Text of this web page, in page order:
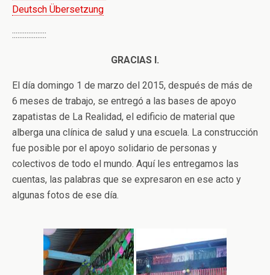
Deutsch Übersetzung
:::::::::::::::::::
GRACIAS I.
El día domingo 1 de marzo del 2015, después de más de
6 meses de trabajo, se entregó a las bases de apoyo
zapatistas de La Realidad, el edificio de material que
alberga una clínica de salud y una escuela. La construcción
fue posible por el apoyo solidario de personas y
colectivos de todo el mundo. Aquí les entregamos las
cuentas, las palabras que se expresaron en ese acto y
algunas fotos de ese día.